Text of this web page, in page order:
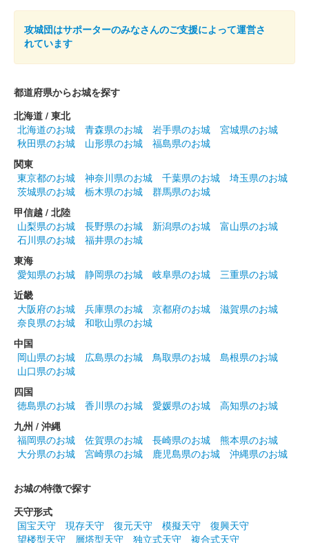
白石城 御朱印（登閣記念） 1月限定 干支
白石城 御城印 令和6年11月限定
白石城 御城印 令和6年 鬼小十郎まつり記念 城写真版
販売終了
白石城 御城印 令和6年 鬼小十郎まつり記念版
販売終了
白石城 御城印
白石城二ノ門に貯蔵しているSASA秋天を白石城歴史探訪ミュー
白石城 御朱印（登閣記念） 9月限定 萩
（令和6年）
販売終了
左右からたくさんの萩が伸びる形になっている。
攻城団はサポーターのみなさんのご支援によって運営さ
れています
都道府県からお城を探す
北海道 / 東北
北海道のお城
青森県のお城 岩手県のお城
宮城県のお城
秋田県のお城
山形県のお城
福島県のお城
関東
東京都のお城
神奈川県のお城 千葉県のお城
埼玉県のお城
茨城県のお城
栃木県のお城
群馬県のお城
甲信越 / 北陸
山梨県のお城
長野県のお城 新潟県のお城
富山県のお城
石川県のお城
福井県のお城
東海
愛知県のお城
静岡県のお城 岐阜県のお城
三重県のお城
近畿
大阪府のお城
兵庫県のお城 京都府のお城
滋賀県のお城
奈良県のお城
和歌山県のお城
中国
岡山県のお城
広島県のお城 鳥取県のお城
島根県のお城
山口県のお城
四国
徳島県のお城
香川県のお城 愛媛県のお城
高知県のお城
九州 / 沖縄
福岡県のお城
佐賀県のお城 長崎県のお城
熊本県のお城
大分県のお城
宮崎県のお城 鹿児島県のお城 沖縄県のお城
お城の特徴で探す
天守形式
国宝天守
現存天守 復元天守 模擬天守
復興天守
望楼型天守
層塔型天守 独立式天守
複合式天守